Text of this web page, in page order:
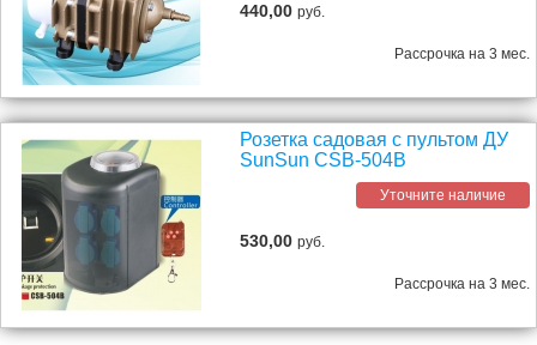
440,00руб.
Рассрочка на 3 мес.
Розетка садовая с пультом ДУ
SunSun CSB-504B
Уточните наличие
530,00руб.
Рассрочка на 3 мес.